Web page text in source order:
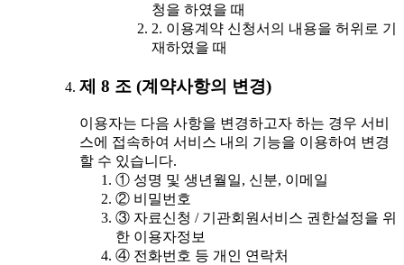
청을 하였을 때
2. 이용계약 신청서의 내용을 허위로 기
재하였을 때
제 8 조 (계약사항의 변경)
이용자는 다음 사항을 변경하고자 하는 경우 서비
스에 접속하여 서비스 내의 기능을 이용하여 변경
할 수 있습니다.
① 성명 및 생년월일, 신분, 이메일
② 비밀번호
③ 자료신청 / 기관회원서비스 권한설정을 위
한 이용자정보
④ 전화번호 등 개인 연락처